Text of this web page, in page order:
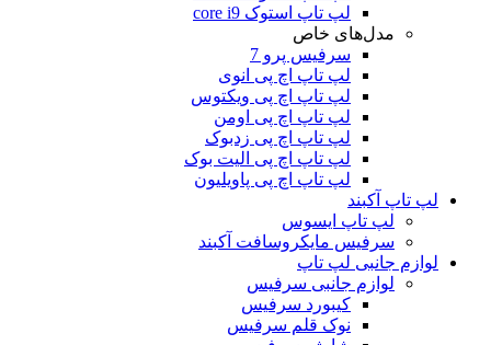
لپ تاپ استوک core i9
مدل‌های خاص
سرفیس پرو 7
لپ تاپ اچ پی انوی
لپ تاپ اچ پی ویکتوس
لپ تاپ اچ پی اومن
لپ تاپ اچ پی زدبوک
لپ تاپ اچ پی الیت بوک
لپ تاپ اچ پی پاویلیون
لپ تاپ آکبند
لپ تاپ ایسوس
سرفیس مایکروسافت آکبند
لوازم جانبی لپ تاپ
لوازم جانبی سرفیس
کیبورد سرفیس
نوک قلم سرفیس